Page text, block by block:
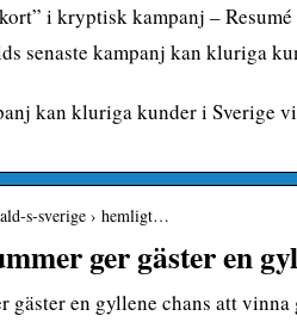
i kryptisk kampanj – Resumé
senaste kampanj kan kluriga
kan kluriga kunder i Sverige
s-sverige › hemligt…
ger gäster en
gäster en gyllene chans att